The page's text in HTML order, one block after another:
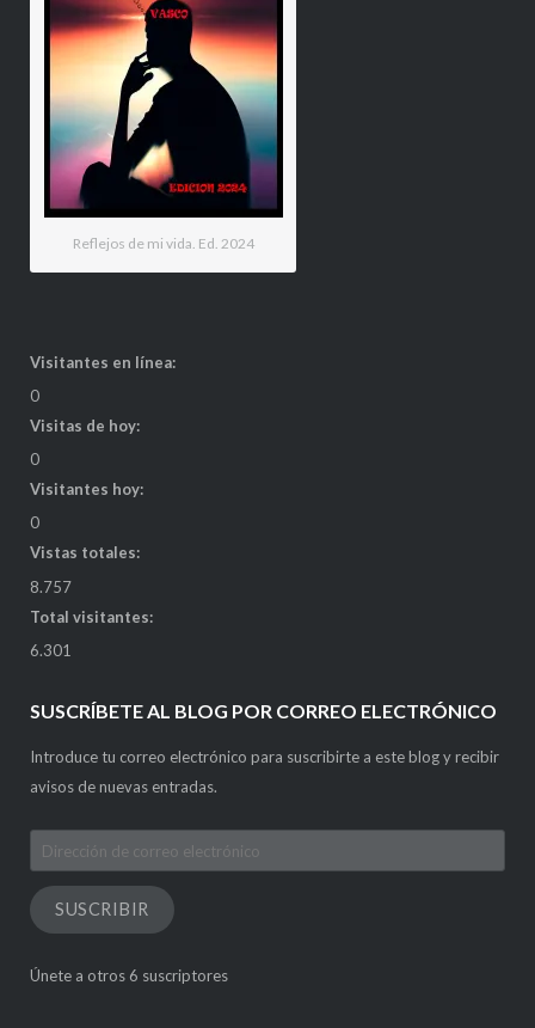
Reflejos de mi vida. Ed. 2024
Visitantes en línea:
0
Visitas de hoy:
0
Visitantes hoy:
0
Vistas totales:
8.757
Total visitantes:
6.301
SUSCRÍBETE AL BLOG POR CORREO ELECTRÓNICO
Introduce tu correo electrónico para suscribirte a este blog y recibir
avisos de nuevas entradas.
Dirección
de
correo
electrónico
SUSCRIBIR
Únete a otros 6 suscriptores